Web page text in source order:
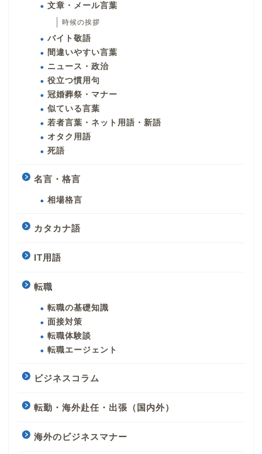
文章・メール言葉
時候の挨拶
バイト敬語
間違いやすい言葉
ニュース・政治
役立つ慣用句
冠婚葬祭・マナー
似ている言葉
若者言葉・ネット用語・新語
オタク用語
死語
名言・格言
相場格言
カタカナ語
IT用語
転職
転職の基礎知識
面接対策
転職体験談
転職エージェント
ビジネスコラム
転勤・海外赴任・出張（国内外）
海外のビジネスマナー